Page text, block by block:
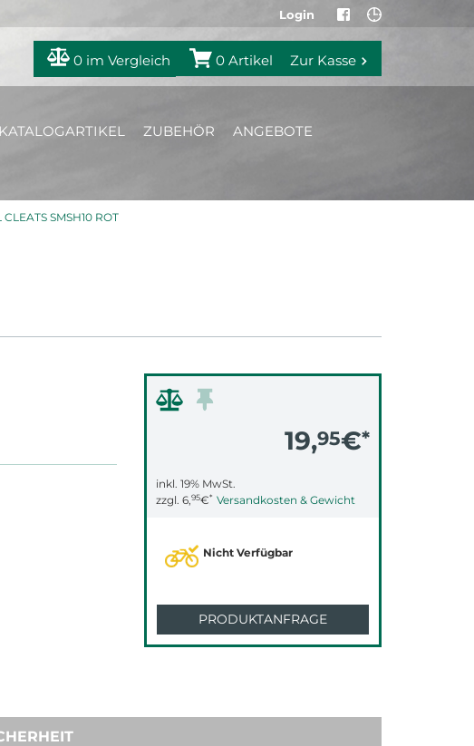
Login
0 im Vergleich 0 Artikel Zur Kasse
KATALOGARTIKEL ZUBEHÖR ANGEBOTE
SMSH10 ROT
19,95€*
inkl. 19% MwSt.
zzgl. 6,95€* Versandkosten & Gewicht
Nicht Verfügbar
PRODUKTANFRAGE